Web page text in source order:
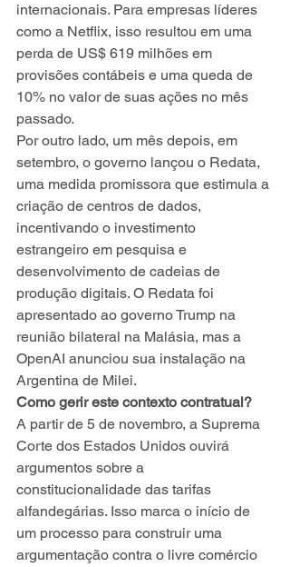
internacionais. Para empresas líderes
como a Netflix, isso resultou em uma
perda de US$ 619 milhões em
provisões contábeis e uma queda de
10% no valor de suas ações no mês
passado.
Por outro lado, um mês depois, em
setembro, o governo lançou o Redata,
uma medida promissora que estimula a
criação de centros de dados,
incentivando o investimento
estrangeiro em pesquisa e
desenvolvimento de cadeias de
produção digitais. O Redata foi
apresentado ao governo Trump na
reunião bilateral na Malásia, mas a
OpenAI anunciou sua instalação na
Argentina de Milei.
Como gerir este contexto contratual?
A partir de 5 de novembro, a Suprema
Corte dos Estados Unidos ouvirá
argumentos sobre a
constitucionalidade das tarifas
alfandegárias. Isso marca o início de
um processo para construir uma
argumentação contra o livre comércio